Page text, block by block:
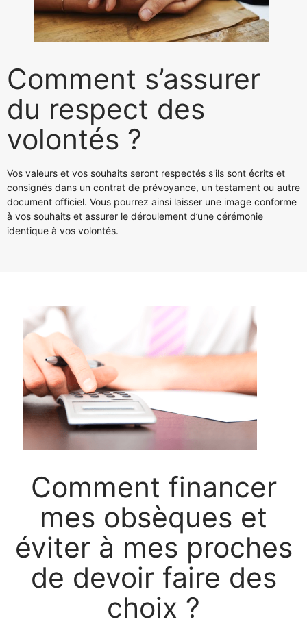
Comment s’assurer
du respect des
volontés ?
Vos valeurs et vos souhaits seront respectés s'ils sont écrits et
consignés dans un contrat de prévoyance, un testament ou autre
document officiel. Vous pourrez ainsi laisser une image conforme
à vos souhaits et assurer le déroulement d’une cérémonie
identique à vos volontés.
Comment financer
mes obsèques et
éviter à mes proches
de devoir faire des
choix ?